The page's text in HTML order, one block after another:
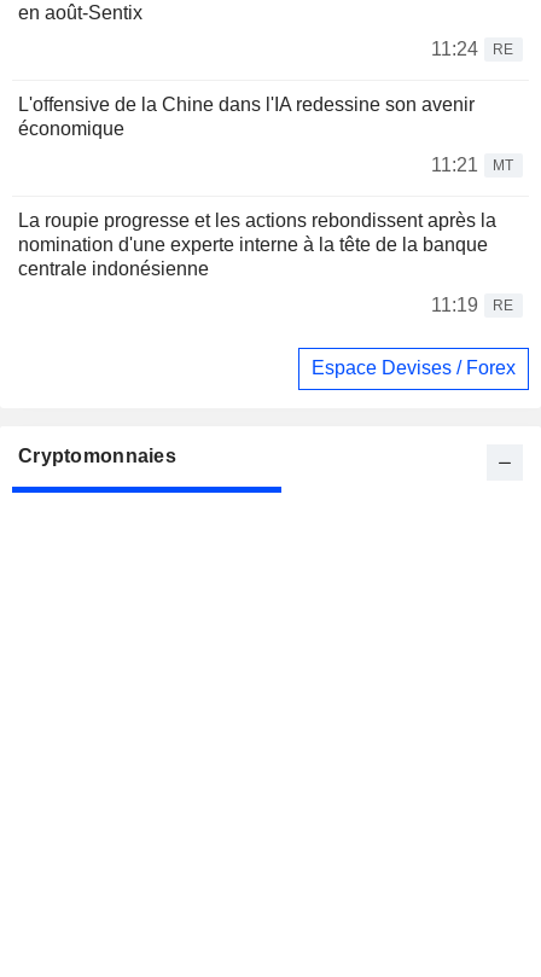
en août-Sentix
11:24
RE
L'offensive de la Chine dans l'IA redessine son avenir
économique
11:21
MT
La roupie progresse et les actions rebondissent après la
nomination d'une experte interne à la tête de la banque
centrale indonésienne
11:19
RE
Espace Devises / Forex
Cryptomonnaies